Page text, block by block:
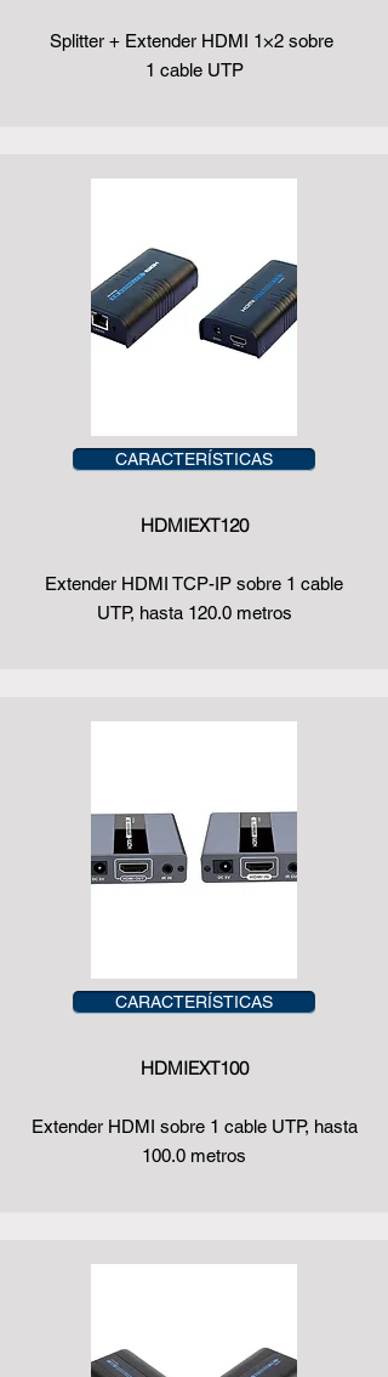
Splitter + Extender HDMI 1×2 sobre
1 cable UTP
CARACTERÍSTICAS
HDMIEXT120
Extender HDMI TCP-IP sobre 1 cable
UTP, hasta 120.0 metros
CARACTERÍSTICAS
HDMIEXT100
Extender HDMI sobre 1 cable UTP, hasta
100.0 metros